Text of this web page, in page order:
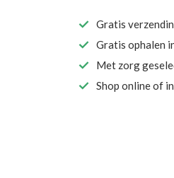
Gratis
Gratis ophalen
Met zorg
Shop online of